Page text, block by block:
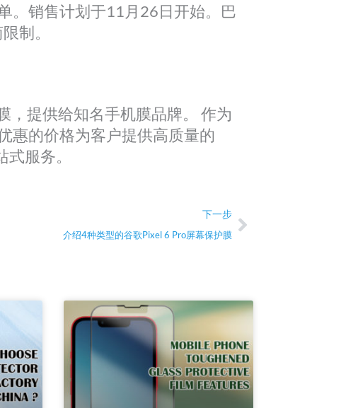
。销售计划于11月26日开始。巴
制。
，提供给知名手机膜品牌。 作为
惠的价格为客户提供高质量的
服务。
下一步
介绍4种类型的谷歌Pixel 6 Pro屏幕保护膜
Next